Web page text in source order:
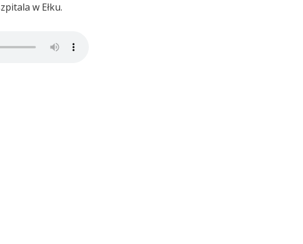
w Ełku.